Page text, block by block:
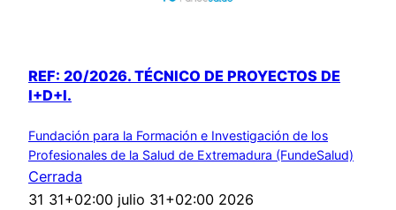
REF: 20/2026. TÉCNICO DE PROYECTOS DE
I+D+I.
Fundación para la Formación e Investigación de los
Profesionales de la Salud de Extremadura (FundeSalud)
Cerrada
31 31+02:00 julio 31+02:00 2026